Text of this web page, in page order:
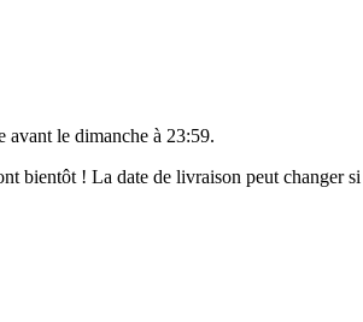
avant le dimanche à 23:59.
bientôt ! La date de livraison peut changer